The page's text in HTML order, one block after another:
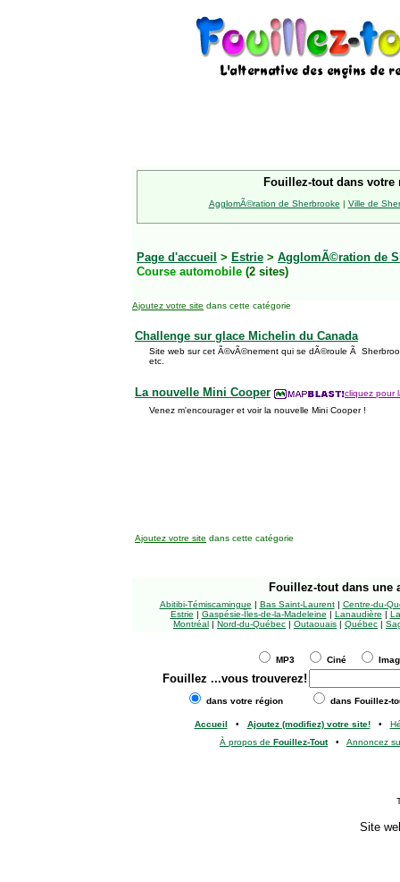
Fouillez-tout dans votre
AgglomÃ©ration de Sherbrooke | Ville de
Page d'accueil > Estrie > AgglomÃ©ration de
Course automobile (2 sites)
Ajoutez votre site dans cette catégorie
Challenge sur glace Michelin du Canada
Site web sur cet Ã©vÃ©nement qui se dÃ©roule Ã
etc.
La nouvelle Mini Cooper
cliquez pour
Venez m'encourager et voir la nouvelle Mini Cooper !
Ajoutez votre site dans cette catégorie
Fouillez-tout dans une
Abitibi-Témiscamingue | Bas Saint-Laurent| Centre-du-
Estrie | Gaspésie-Îles-de-la-Madeleine | Lanaudière |
Montréal | Nord-du-Québec | Outaouais | Québec |
MP3 Ciné
Fouillez ...vous trouverez!
dans votre région dans Fouillez-
Accueil • Ajoutez (modifiez) votre site!•
À propos de Fouillez-Tout• Annoncez
Site